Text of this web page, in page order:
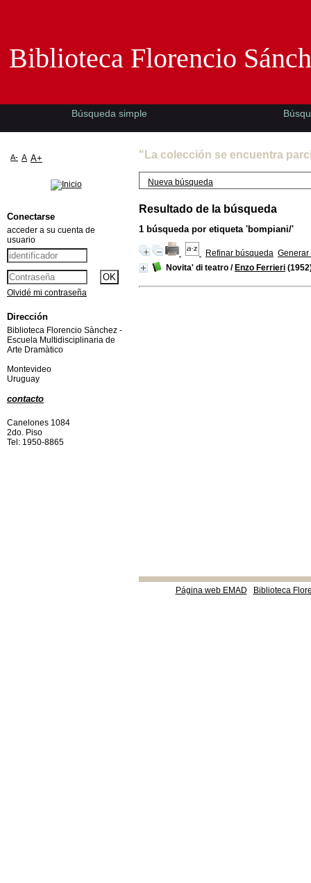
"La colección se encuentra
Nueva búsqueda
Resultado de la búsqueda
1 búsqueda por etiqueta 'bompiani/'
Refinar búsqueda Generar
Novita' di teatro / Enzo Ferrieri
Página web EMAD Biblioteca
Biblioteca Florencio
Búsqueda simple
A- A A+
Conectarse
acceder a su cuenta de
usuario
Olvidé mi contraseña
Dirección
Biblioteca Florencio Sànchez -
Escuela Multidisciplinaria de
Arte Dramàtico
Montevideo
Uruguay
contacto
Canelones 1084
2do. Piso
Tel: 1950-8865